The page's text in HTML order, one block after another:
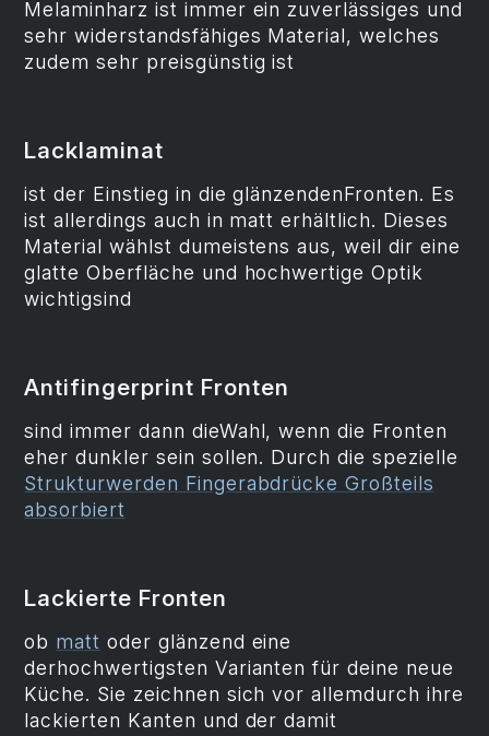
Melaminharz ist immer ein zuverlässiges und
sehr widerstandsfähiges Material, welches
zudem sehr preisgünstig ist
Lacklaminat
ist der Einstieg in die glänzendenFronten. Es
ist allerdings auch in matt erhältlich. Dieses
Material wählst dumeistens aus, weil dir eine
glatte Oberfläche und hochwertige Optik
wichtigsind
Antifingerprint Fronten
sind immer dann dieWahl, wenn die Fronten
eher dunkler sein sollen. Durch die spezielle
Strukturwerden Fingerabdrücke Großteils
absorbiert
Lackierte Fronten
ob matt oder glänzend eine
derhochwertigsten Varianten für deine neue
Küche. Sie zeichnen sich vor allemdurch ihre
lackierten Kanten und der damit